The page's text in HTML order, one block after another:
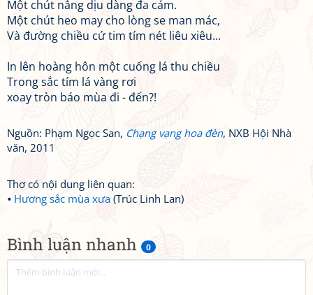
Bình luận nhanh 0
Một chút nắng dịu dàng đa cảm.
Một chút heo may cho lòng se man mác,
Và đường chiều cứ tim tím nét liêu xiêu...
In lên hoàng hôn một cuống lá thu chiều
Trong sắc tím lá vàng rơi
xoay tròn báo mùa đi - đến?!
Nguồn: Phạm Ngọc San, Chạng vạng hoa đèn, NXB Hội Nhà
văn, 2011
Thơ có nội dung liên quan:
Hương sắc mùa xưa (Trúc Linh Lan)